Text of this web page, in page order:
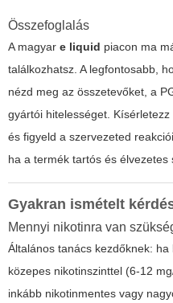
Összefoglalás
A magyar e liquid piacon ma
találkozhatsz. A legfontosabb,
nézd meg az összetevőket, a
gyártói hitelességet.
és figyeld a szervezeted
ha a termék tartós és élvezetes
Gyakran ismételt
Mennyi nikotinra van
Általános tanács kezdőknek:
közepes nikotinszinttel (6-12
inkább nikotinmentes vagy